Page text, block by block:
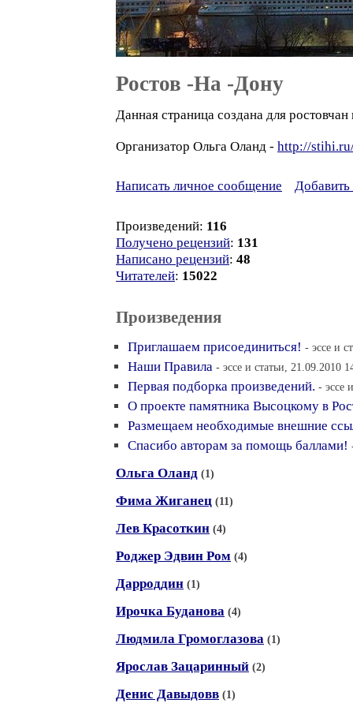
Ростов -На -Дону
Данная страница создана для
Организатор Ольга Оланд - http://
Написать личное сообщение Добавить
Произведений: 116
Получено рецензий: 131
Написано рецензий: 48
Читателей: 15022
Произведения
Приглашаем присоединиться! - эссе и
Наши Правила - эссе и статьи, 21.09.2010
Первая подборка произведений. - эссе
О проекте памятника Высоцкому в
Размещаем необходимые внешние
Спасибо авторам за помощь баллами!
Ольга Оланд (1)
Фима Жиганец (11)
Лев Красоткин (4)
Роджер Эдвин Ром (4)
Дарроддин (1)
Ирочка Буданова (4)
Людмила Громоглазова (1)
Ярослав Зацаринный (2)
Денис Давыдовв (1)